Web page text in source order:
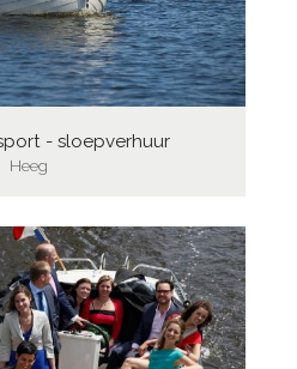
- sloepverhuur
Heeg